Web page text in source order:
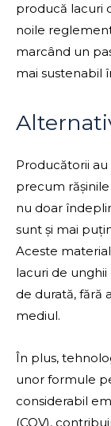
producă lacuri
noile
marcând un
mai sustenabil
Producătorii
precum
nu doar
sunt și mai
Aceste
lacuri de unghii
de durată, fără
mediul.
În plus,
unor formule
considerabil
(COV),